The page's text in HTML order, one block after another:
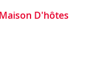
D'hôtes